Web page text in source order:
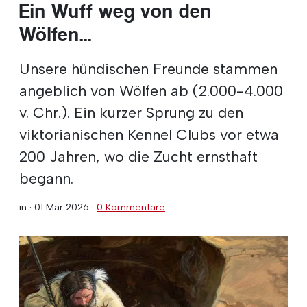
Ein Wuff weg von den
Wölfen...
Unsere hündischen Freunde stammen
angeblich von Wölfen ab (2.000-4.000
v. Chr.). Ein kurzer Sprung zu den
viktorianischen Kennel Clubs vor etwa
200 Jahren, wo die Zucht ernsthaft
begann.
in · 01 Mar 2026 · 0 Kommentare